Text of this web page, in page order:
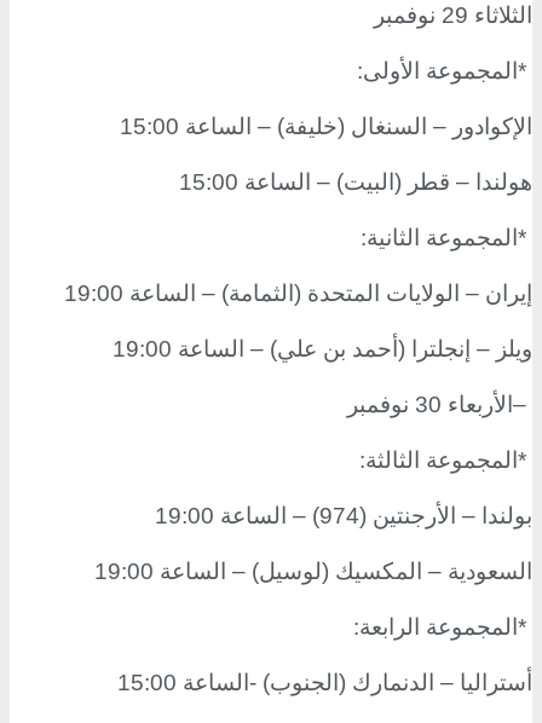
الثلاثاء 29 نوفمبر
*المجموعة الأولى:
الإكوادور – السنغال (خليفة) – الساعة 15:00
هولندا – قطر (البيت) – الساعة 15:00
*المجموعة الثانية:
إيران – الولايات المتحدة (الثمامة) – الساعة 19:00
ويلز – إنجلترا (أحمد بن علي) – الساعة 19:00
–الأربعاء 30 نوفمبر
*المجموعة الثالثة:
بولندا – الأرجنتين (974) – الساعة 19:00
السعودية – المكسيك (لوسيل) – الساعة 19:00
*المجموعة الرابعة:
أستراليا – الدنمارك (الجنوب) -الساعة 15:00